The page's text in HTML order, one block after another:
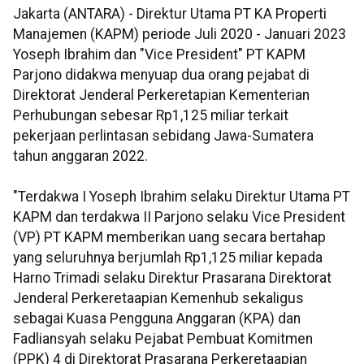
Jakarta (ANTARA) - Direktur Utama PT KA Properti
Manajemen (KAPM) periode Juli 2020 - Januari 2023
Yoseph Ibrahim dan "Vice President" PT KAPM
Parjono didakwa menyuap dua orang pejabat di
Direktorat Jenderal Perkeretapian Kementerian
Perhubungan sebesar Rp1,125 miliar terkait
pekerjaan perlintasan sebidang Jawa-Sumatera
tahun anggaran 2022.
"Terdakwa I Yoseph Ibrahim selaku Direktur Utama PT
KAPM dan terdakwa II Parjono selaku Vice President
(VP) PT KAPM memberikan uang secara bertahap
yang seluruhnya berjumlah Rp1,125 miliar kepada
Harno Trimadi selaku Direktur Prasarana Direktorat
Jenderal Perkeretaapian Kemenhub sekaligus
sebagai Kuasa Pengguna Anggaran (KPA) dan
Fadliansyah selaku Pejabat Pembuat Komitmen
(PPK) 4 di Direktorat Prasarana Perkeretaapian